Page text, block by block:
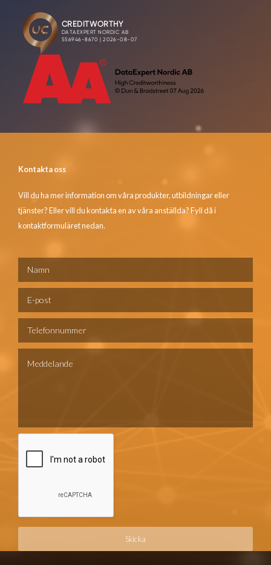
Kontakta oss
Vill du ha mer information om våra produkter, utbildningar eller
tjänster? Eller vill du kontakta en av våra anställda? Fyll då i
kontaktformuläret nedan.